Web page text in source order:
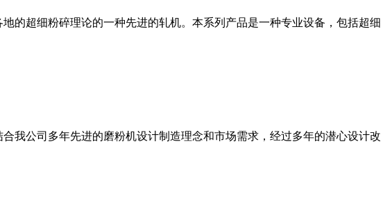
的超细粉碎理论的一种先进的轧机。本系列产品是一种专业设备，包括超细
我公司多年先进的磨粉机设计制造理念和市场需求，经过多年的潜心设计改